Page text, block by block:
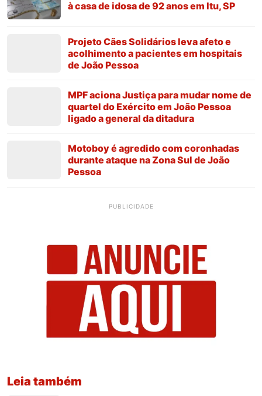
à casa de idosa de 92 anos em Itu, SP
Projeto Cães Solidários leva afeto e
acolhimento a pacientes em hospitais
de João Pessoa
MPF aciona Justiça para mudar nome de
quartel do Exército em João Pessoa
ligado a general da ditadura
Motoboy é agredido com coronhadas
durante ataque na Zona Sul de João
Pessoa
PUBLICIDADE
Leia também